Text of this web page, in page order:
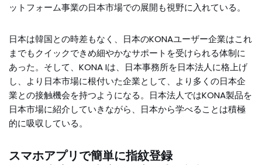
ットフォーム事業の日本市場での展開も視野に入れている。
日本は韓国との時差もなく、日本のKONAユーザー企業はこれ
までもクイックできめ細やかなサポートを受けられる体制に
あった。そして、KONA Iは、日本事務所を日本法人に格上げ
し、より日本市場に根付いた企業として、より多くの日本企
業との接触機会を持つようになる。日本法人ではKONA製品を
日本市場に紹介していきながら、日本から学べることは積極
的に吸収している。
スマホアプリで簡単に指紋登録